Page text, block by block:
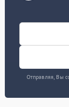
Отправляя, Вы